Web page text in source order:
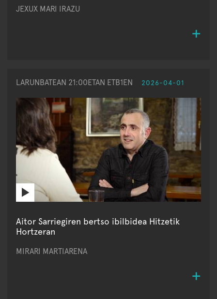
JEXUX MARI IRAZU
LARUNBATEAN 21:00ETAN ETB1EN 2026-04-01
Aitor Sarriegiren bertso ibilbidea Hitzetik
Hortzeran
MIRARI MARTIARENA